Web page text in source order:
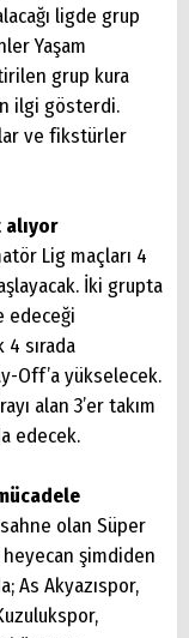
ligde grup
Yaşam
grup kura
ilgi gösterdi.
ve fikstürler
Lig maçları 4
İki grupta
edeceği
4 sırada
Off’a yükselecek.
alan 3’er takım
edecek.
olan Süper
şimdiden
As Akyazıspor,